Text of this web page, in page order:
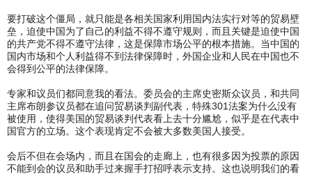
要打破这个僵局，就只能是各相关国家利用国内法实行对等的贸易壁
垒，迫使中国为了自己的利益不得不遵守规则，而且关键是迫使中国
的共产党不得不遵守法律，这是保障市场公平的根本措施。当中国的
国内市场和个人利益得不到法律保障时，外国企业和人民在中国也不
会得到公平的法律保障。
专家和议员们都同意我的看法。委员会的主席史密斯众议员，和共同
主席布朗参议员都在追问贸易谈判副代表，特殊301法案为什么没有
被使用，使得美国的贸易谈判代表看上去十分尴尬，似乎是在代表中
国官方的立场。这个表现肯定不会被大多数美国人接受。
会后不但在会场内，而且在国会的走廊上，也有很多因为投票的原因
不能到会的议员和助手过来握手打招呼表示支持。这也说明我们的看